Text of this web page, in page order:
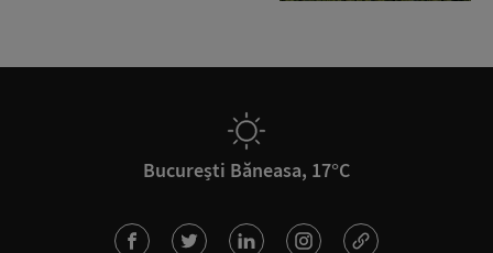
București Băneasa, 17°C